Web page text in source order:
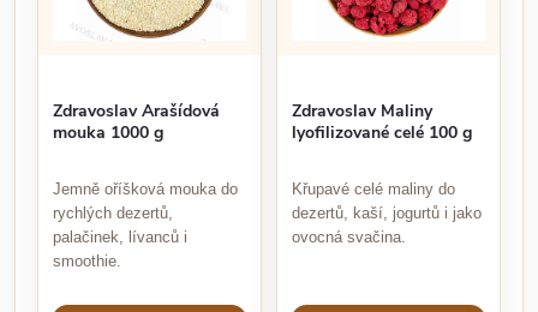
Zdravoslav Arašídová
mouka 1000 g
Jemně oříšková mouka do
rychlých dezertů,
palačinek, lívanců i
smoothie.
Zdravoslav Maliny
lyofilizované celé 100 g
Křupavé celé maliny do
dezertů, kaší, jogurtů i jako
ovocná svačina.